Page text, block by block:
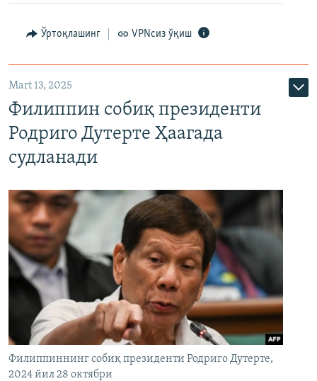
Ўртоқлашинг VPNсиз ўқиш
Mart 13, 2025
Филиппин собиқ президенти
Родриго Дутерте Ҳаагада
судланади
Филиппиннинг собиқ президенти Родриго Дутерте,
2024 йил 28 октябри